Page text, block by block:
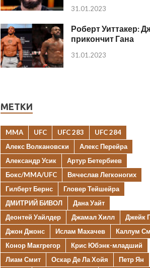
31.01.2023
Роберт Уиттакер:
прикончит Гана
31.01.2023
МЕТКИ
MMA UFC UFC 283
UFC 284
Алекс Волкановски
Алекс Перейра
Александр Усик
Артур Бетербиев
Бокс/MMA/UFC
Вячеслав Легконогих
Гилберт Бернс
Гловер Тейшейра
ДМИТРИЙ БИВОЛ
Дана Уайт
Деонтей Уайлдер
Джамал Хилл
Джейк
Джон Джонс
Ислам Махачев
Каллум
Конор Макгрегор
Крис Юбэнк-младший
Лиам Смит
Оскар Де Ла Хойя Петр Ян